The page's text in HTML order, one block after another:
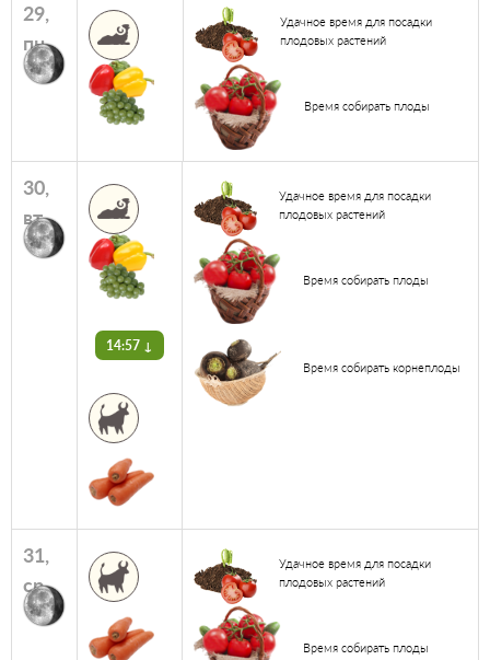
29,
пн
Удачное время для посадки
плодовых растений
Время собирать плоды
30,
вт
14:57 ↓
Удачное время для посадки
плодовых растений
Время собирать плоды
Время собирать корнеплоды
31,
ср
Удачное время для посадки
плодовых растений
Время собирать плоды